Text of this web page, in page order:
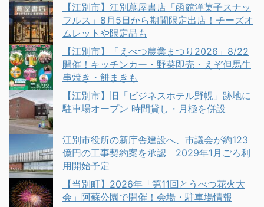
【江別市】江別蔦屋書店「函館洋菓子スナッ
フルス」8月5日から期間限定出店！チーズオ
ムレットや限定品も
【江別市】「えべつ農業まつり2026」8/22
開催！キッチンカー・野菜即売・えぞ但馬牛
串焼き・餅まきも
【江別市】旧「ビジネスホテル野幌」跡地に
駐車場オープン 時間貸し・月極を併設
江別市役所の新庁舎建設へ、市議会が約123
億円の工事契約案を承認 2029年1月ごろ利
用開始予定
【当別町】2026年「第11回とうべつ花火大
会」阿蘇公園で開催！会場・駐車場情報